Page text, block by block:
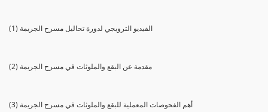
(1) الفيديو الترويجي لدورة تحاليل مسرح الجريمة
(2) مقدمة عن البقع والملوثات في مسرح الجريمة
(3) أهم الفحوصات المعملية للبقع والملوثات في مسرح الجريمة